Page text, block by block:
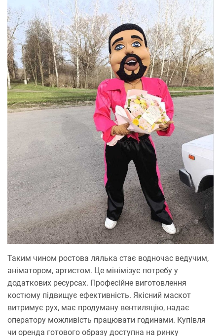
Таким чином ростова лялька стає водночас ведучим,
аніматором, артистом. Це мінімізує потребу у
додаткових ресурсах. Професійне виготовлення
костюму підвищує ефективність. Якісний маскот
витримує рух, має продуману вентиляцію, надає
оператору можливість працювати годинами. Купівля
чи оренда готового образу доступна на ринку